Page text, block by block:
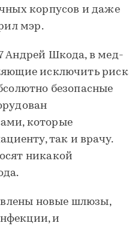
корпусов и даже
мэр.
Андрей Шкода, в мед-
исключить риск
безопасные
которые
так и врачу.
никакой
новые шлюзы,
и